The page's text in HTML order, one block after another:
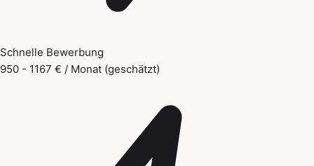
Schnelle Bewerbung
950 - 1167 € / Monat (geschätzt)